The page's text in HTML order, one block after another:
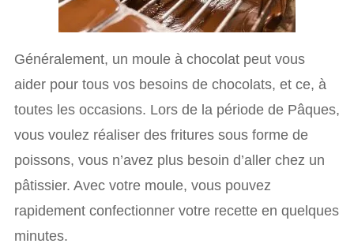
Généralement, un moule à chocolat peut vous
aider pour tous vos besoins de chocolats, et ce, à
toutes les occasions. Lors de la période de Pâques,
vous voulez réaliser des fritures sous forme de
poissons, vous n’avez plus besoin d’aller chez un
pâtissier. Avec votre moule, vous pouvez
rapidement confectionner votre recette en quelques
minutes.